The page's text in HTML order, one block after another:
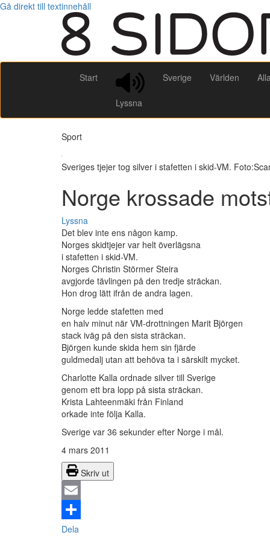
Gå direkt till textinnehåll
Start
Lyssna
Sverige Världen
Sport
Sveriges tjejer tog silver i stafetten i skid-VM.
Norge krossade
Lyssna
Det blev inte ens någon kamp.
Norges skidtjejer var helt överlägsna
i stafetten i skid-VM.
Norges Christin Störmer Steira
avgjorde tävlingen på den tredje sträckan.
Hon drog lätt ifrån de andra lagen.
Norge ledde stafetten med
en halv minut när VM-drottningen Marit Björgen
stack iväg på den sista sträckan.
Björgen kunde skida hem sin fjärde
guldmedalj utan att behöva ta i särskilt mycket.
Charlotte Kalla ordnade silver till Sverige
genom ett bra lopp på sista sträckan.
Krista Lahteenmäki från Finland
orkade inte följa Kalla.
Sverige var 36 sekunder efter Norge i mål.
4 mars 2011
Skriv ut
Email
Dela